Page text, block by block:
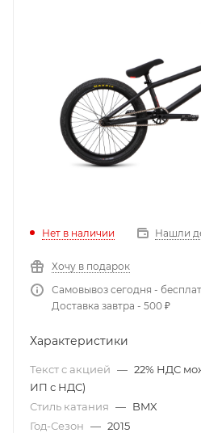
Нет в наличии Нашли
Хочу в подарок
Самовывоз сегодня -
Доставка завтра - 500 ₽
Характеристики
Текст с акцией — 22% НДС
ИП с НДС)
Стиль катания — BMX
Год-Сезон — 2015